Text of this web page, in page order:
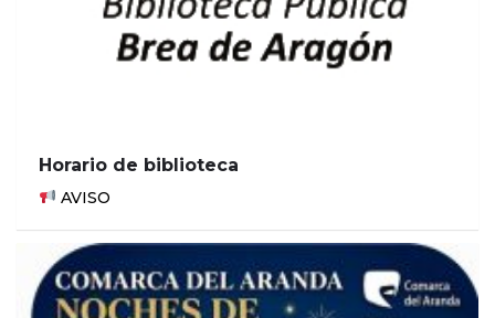
Horario de biblioteca
AVISO